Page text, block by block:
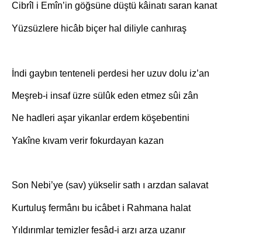
Cibrîl i Emîn’in göğsüne düştü kâinatı saran kanat
Yüzsüzlere hicâb biçer hal diliyle canhıraş
İndi gaybın tenteneli perdesi her uzuv dolu iz’an
Meşreb-i insaf üzre sülûk eden etmez sûi zân
Ne hadleri aşar yikanlar erdem köşebentini
Yakîne kıvam verir fokurdayan kazan
Son Nebi’ye (sav) yükselir sath ı arzdan salavat
Kurtuluş fermânı bu icâbet i Rahmana halat
Yıldırımlar temizler fesâd-i arzı arza uzanır